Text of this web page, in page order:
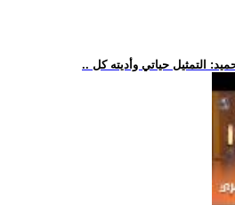
التمثيل حياتي وأديته كل